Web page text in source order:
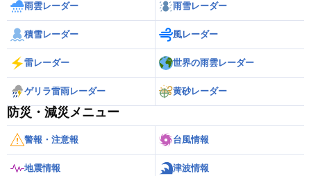
雨雲レーダー 雨雪レーダー
積雪レーダー 風レーダー
雷レーダー 世界の雨雲レーダー
ゲリラ雷雨レーダー 黄砂レーダー
防災・減災メニュー
警報・注意報 台風情報
地震情報 津波情報